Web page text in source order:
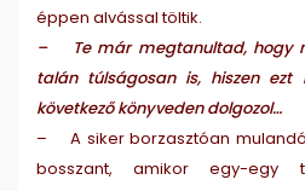
éppen alvással töltik.
– Te már megtanultad, hogy
talán túlságosan is, hiszen
következő könyveden dolgozol…
– A siker borzasztóan
bosszant, amikor egy-egy